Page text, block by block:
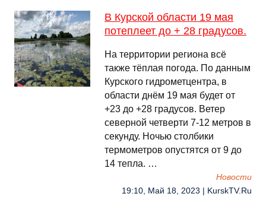
В Курской области 19 мая
потеплеет до + 28 градусов.
На территории региона всё
также тёплая погода. По данным
Курского гидрометцентра, в
области днём 19 мая будет от
+23 до +28 градусов. Ветер
северной четверти 7-12 метров в
секунду. Ночью столбики
термометров опустятся от 9 до
14 тепла. …
Новости
19:10, Май 18, 2023 | KurskTV.Ru